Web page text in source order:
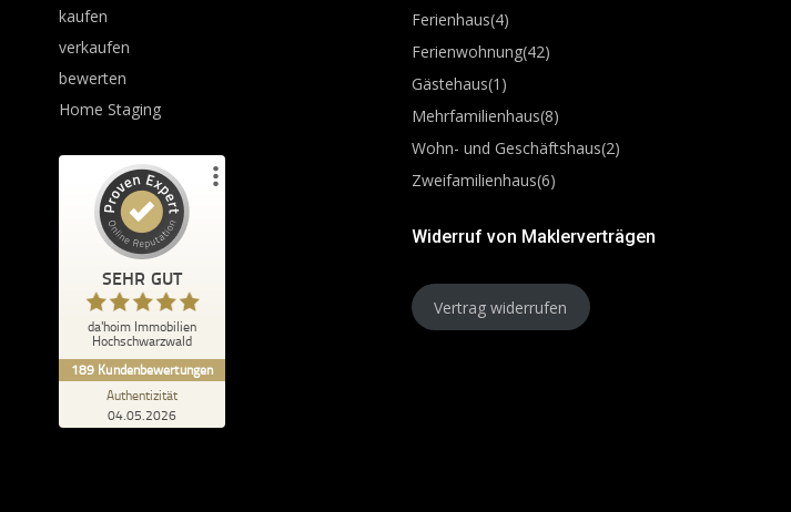
kaufen
verkaufen
bewerten
Home Staging
SEHR GUT
da'hoim Immobilien
Hochschwarzwald
189 Kundenbewertungen
Authentizität
04.05.2026
Kundenbewertungen und Erfahrungen zu
da'hoim Immobilien Hochschwarzwald
Empfehlungen auf
ProvenExpert.com
SEHR GUT
4,87
Bewertungen auf
Bewertungen von
Ferienhaus(4)
Ferienwohnung(42)
Gästehaus(1)
Mehrfamilienhaus(8)
Wohn- und Geschäftshaus(2)
Zweifamilienhaus(6)
Widerruf von Maklerverträgen
Vertrag widerrufen